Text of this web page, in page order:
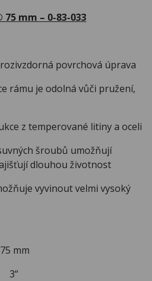
mm – 0-83-033
povrchová úprava
rámu je odolná vůči pružení,
z temperované litiny a oceli
šroubů umožňují
dlouhou životnost
vyvinout velmi vysoký
mm
3“